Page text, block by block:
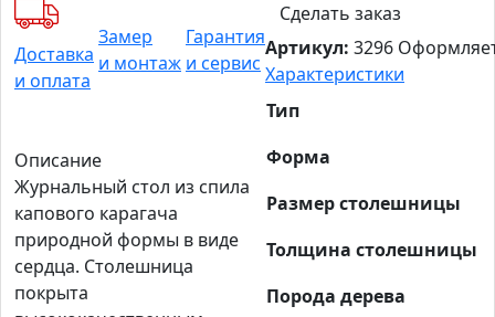
Доставка
и оплата
Замер
и монтаж
Гарантия
и сервис
Описание
Журнальный стол из спила
капового карагача
природной формы в виде
сердца. Столешница
покрыта
Сделать заказ
Артикул: 3296
Характеристики
Тип
Форма
Размер столешницы
Толщина столешницы
Порода дерева